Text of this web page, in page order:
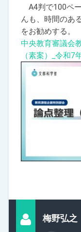
A4判で100ペ
んも、時間のあ
をお勧めする。
中央教育審議会
（素案）_令和7
梅野弘之